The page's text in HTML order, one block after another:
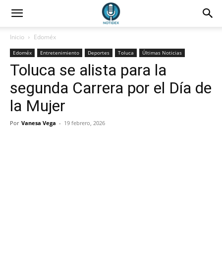
Inicio Edoméx
Edoméx Entretenimiento Deportes Toluca Últimas Noticias
Toluca se alista para la
segunda Carrera por el Día de
la Mujer
Por Vanesa Vega - 19 febrero, 2026